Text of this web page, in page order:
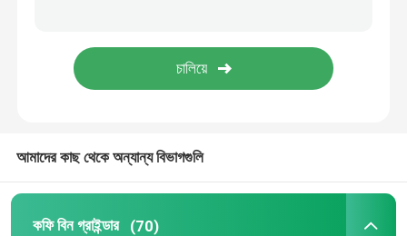
স্বয়ংক্রিয় দুধ Frother
আমাদের কাছ থেকে অন্যান্য বিভাগগুলি
কফি বিন গ্রাইন্ডার (70)